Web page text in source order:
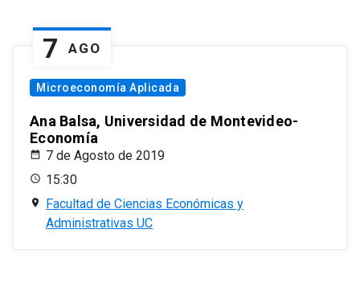
7 AGO
Microeconomía Aplicada
Ana Balsa, Universidad de Montevideo-
Economía
7 de Agosto de 2019
15:30
Facultad de Ciencias Económicas y
Administrativas UC